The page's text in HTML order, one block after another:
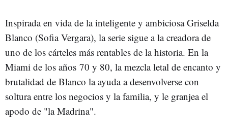
Inspirada en vida de la inteligente y ambiciosa Griselda
Blanco (Sofia Vergara), la serie sigue a la creadora de
uno de los cárteles más rentables de la historia. En la
Miami de los años 70 y 80, la mezcla letal de encanto y
brutalidad de Blanco la ayuda a desenvolverse con
soltura entre los negocios y la familia, y le granjea el
apodo de "la Madrina".